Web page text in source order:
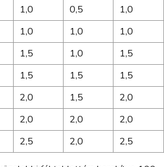
1,0 0,5
1,0
1,0 1,0
1,0
1,5 1,0
1,5
1,5 1,5
1,5
2,0 1,5
2,0
2,0 2,0
2,0
2,5 2,0 2,5